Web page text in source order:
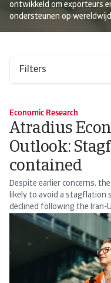
ontwikkeld om exporteurs
ondersteunen op
Filters
Economic Research
Atradius
Outlook:
contained
Despite earlier concerns,
likely to avoid a stagflation
declined following the Iran-